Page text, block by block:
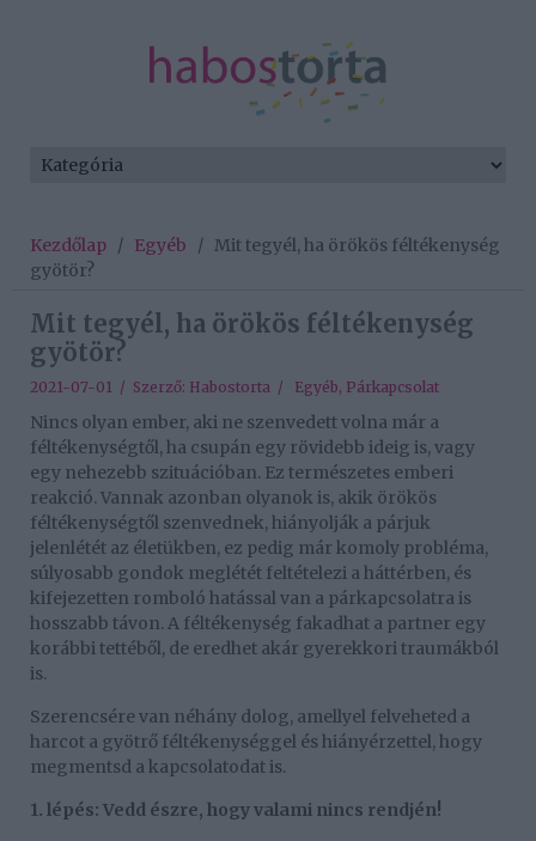
Kezdőlap / Egyéb / Mit tegyél, ha örökös féltékenység
gyötör?
Mit tegyél, ha örökös féltékenység
gyötör?
2021-07-01 / Szerző: Habostorta / Egyéb, Párkapcsolat
Nincs olyan ember, aki ne szenvedett volna már a
féltékenységtől, ha csupán egy rövidebb ideig is, vagy
egy nehezebb szituációban. Ez természetes emberi
reakció. Vannak azonban olyanok is, akik örökös
féltékenységtől szenvednek, hiányolják a párjuk
jelenlétét az életükben, ez pedig már komoly probléma,
súlyosabb gondok meglétét feltételezi a háttérben, és
kifejezetten romboló hatással van a párkapcsolatra is
hosszabb távon. A féltékenység fakadhat a partner egy
korábbi tettéből, de eredhet akár gyerekkori traumákból
is.
Szerencsére van néhány dolog, amellyel felveheted a
harcot a gyötrő féltékenységgel és hiányérzettel, hogy
megmentsd a kapcsolatodat is.
1. lépés: Vedd észre, hogy valami nincs rendjén!